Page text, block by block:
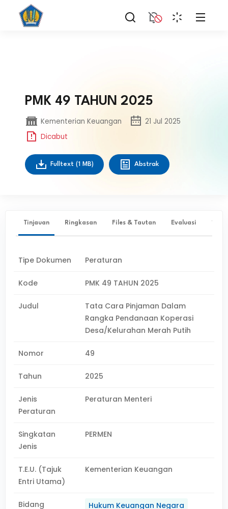
PMK 49 TAHUN 2025
Kementerian Keuangan
21 Jul 2025
Dicabut
Fulltext (1 MB) Abstrak
Tinjauan Ringkasan Files & Tautan Evaluasi ✨
Tipe Dokumen Peraturan
Kode PMK 49 TAHUN 2025
Judul
Tata Cara Pinjaman Dalam
Rangka Pendanaan Koperasi
Desa/Kelurahan Merah Putih
Nomor 49
Tahun 2025
Jenis
Peraturan
Peraturan Menteri
Singkatan
Jenis
PERMEN
T.E.U. (Tajuk
Entri Utama)
Kementerian Keuangan
Bidang Hukum Keuangan Negara